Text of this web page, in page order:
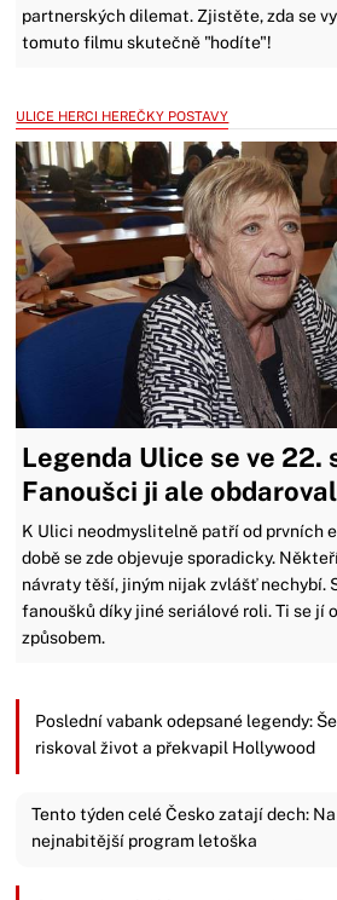
partnerských dilemat. Zjistěte, zda se
tomuto filmu skutečně "hodíte"!
ULICE HERCI HEREČKY POSTAVY
Legenda Ulice se ve 22.
Fanoušci ji ale
K Ulici neodmyslitelně patří od prvních
době se zde objevuje sporadicky.
návraty těší, jiným nijak zvlášť nechybí.
fanoušků díky jiné seriálové roli. Ti se jí
způsobem.
Poslední vabank odepsané legendy:
riskoval život a překvapil Hollywood
Tento týden celé Česko zatají dech:
nejnabitější program letoška